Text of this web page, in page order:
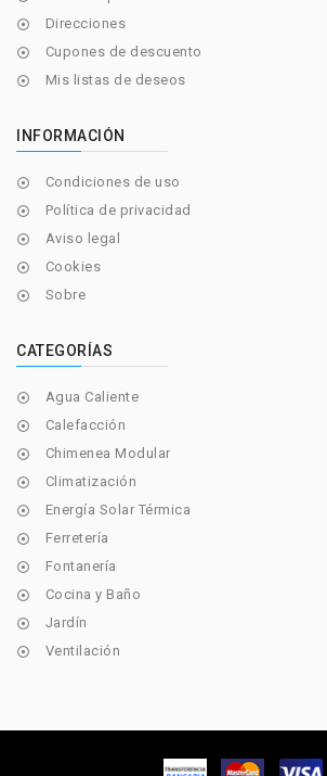
 Direcciones
 Cupones de descuento
 Mis listas de deseos
INFORMACIÓN
 Condiciones de uso
 Política de privacidad
 Aviso legal
 Cookies
 Sobre
CATEGORÍAS
 Agua Caliente
 Calefacción
 Chimenea Modular
 Climatización
 Energía Solar Térmica
 Ferretería
 Fontanería
 Cocina y Baño
 Jardín
 Ventilación